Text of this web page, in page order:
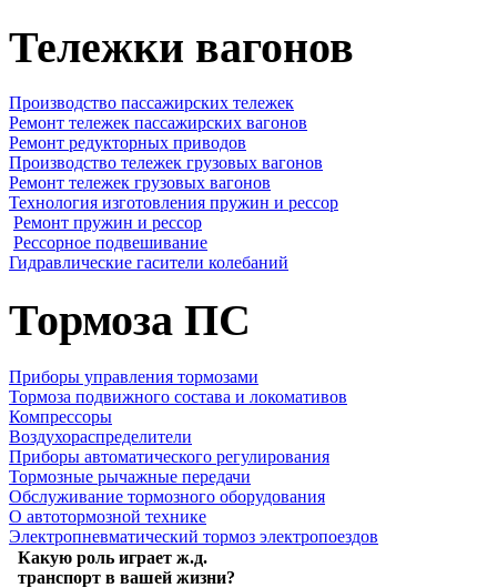
Тележки вагонов
Производство пассажирских тележек
Ремонт тележек пассажирских вагонов
Ремонт редукторных приводов
Производство тележек грузовых вагонов
Ремонт тележек грузовых вагонов
Технология изготовления пружин и рессор
Ремонт пружин и рессор
Рессорное подвешивание
Гидравлические гасители колебаний
Тормоза ПС
Приборы управления тормозами
Тормоза подвижного состава и локомативов
Компрессоры
Воздухораспределители
Приборы автоматического регулирования
Тормозные рычажные передачи
Обслуживание тормозного оборудования
О автотормозной технике
Электропневматический тормоз электропоездов
Какую роль играет ж.д.
транспорт в вашей жизни?